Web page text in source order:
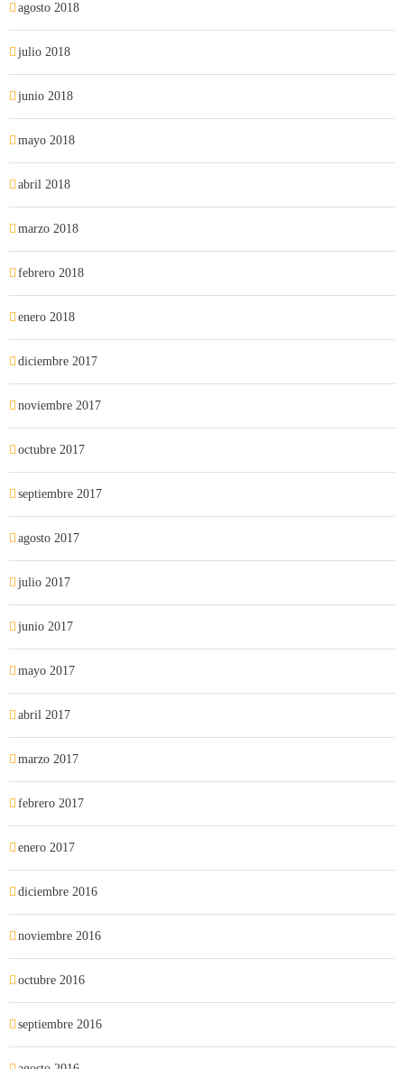
agosto 2018
julio 2018
junio 2018
mayo 2018
abril 2018
marzo 2018
febrero 2018
enero 2018
diciembre 2017
noviembre 2017
octubre 2017
septiembre 2017
agosto 2017
julio 2017
junio 2017
mayo 2017
abril 2017
marzo 2017
febrero 2017
enero 2017
diciembre 2016
noviembre 2016
octubre 2016
septiembre 2016